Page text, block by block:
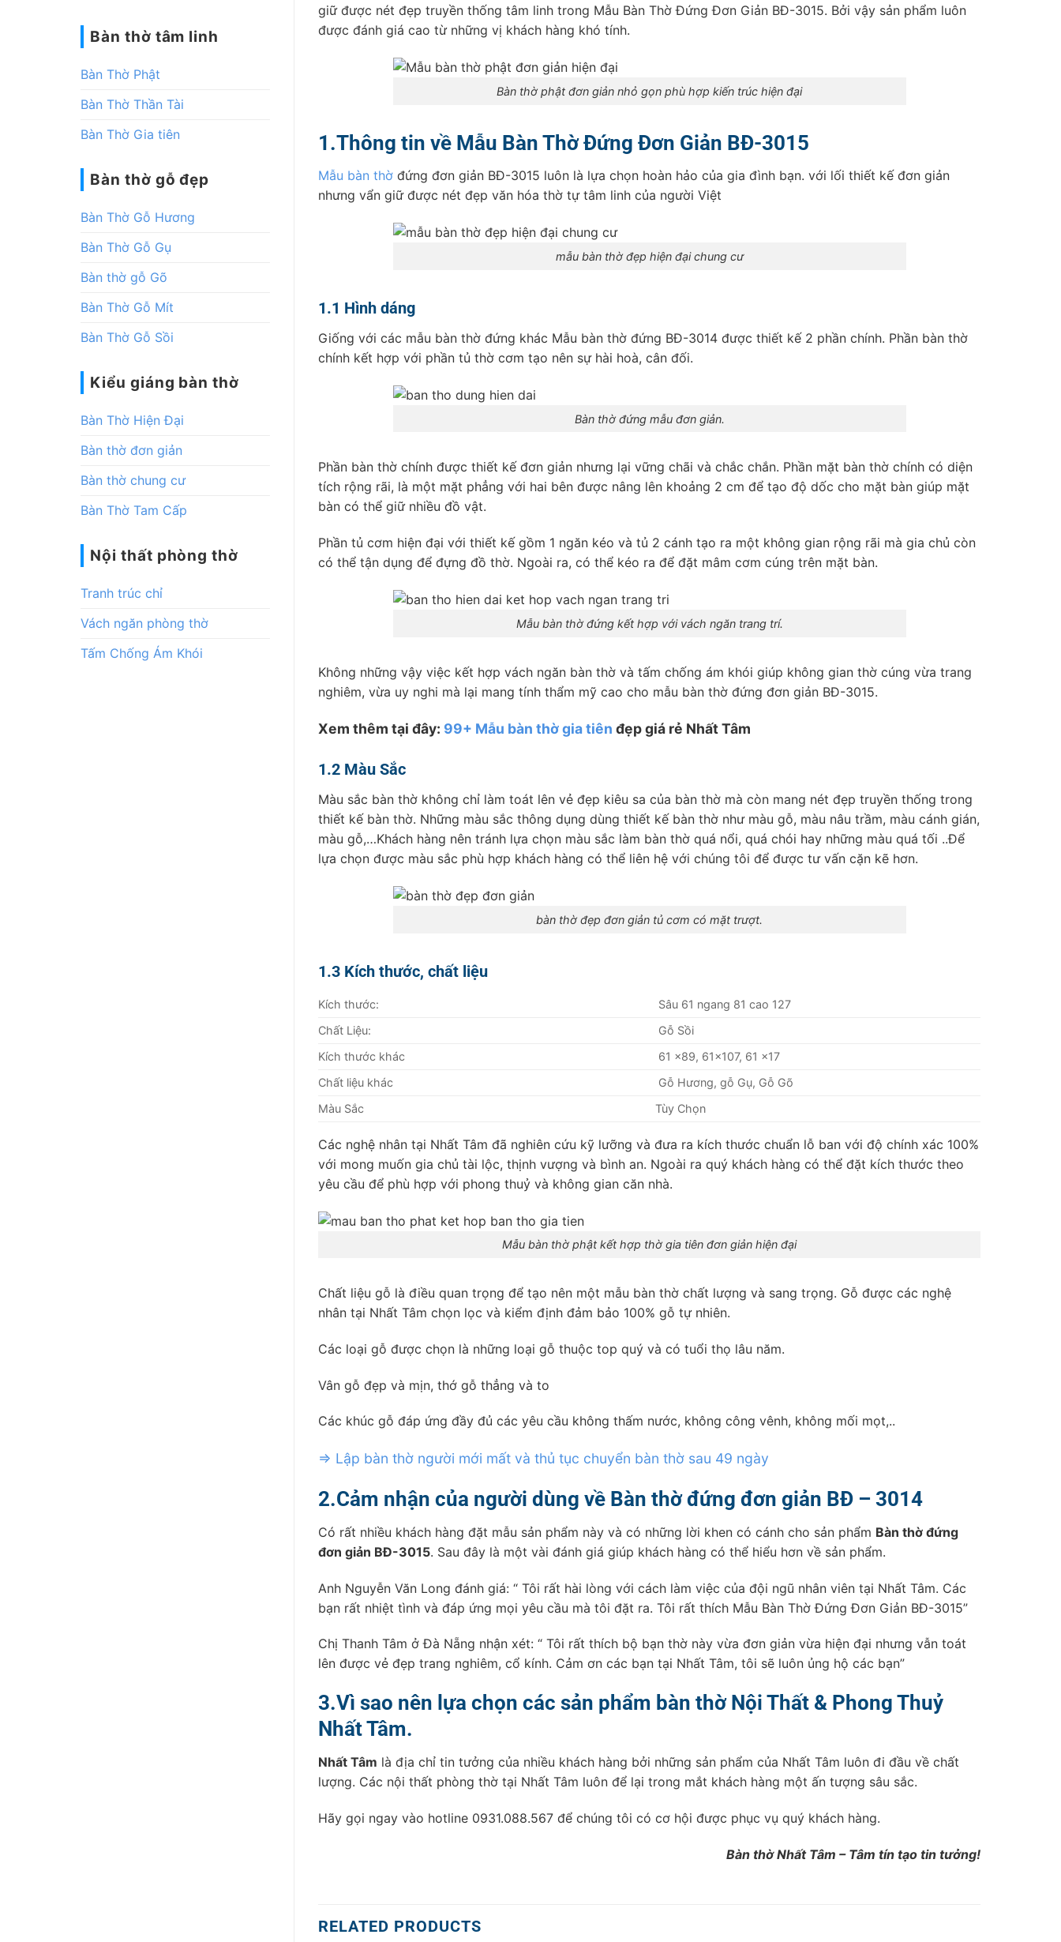
Bàn thờ tâm linh
Bàn Thờ Phật
Bàn Thờ Thần Tài
Bàn Thờ Gia tiên
Bàn thờ gỗ đẹp
Bàn Thờ Gỗ Hương
Bàn Thờ Gỗ Gụ
Bàn thờ gỗ Gõ
Bàn Thờ Gỗ Mít
Bàn Thờ Gỗ Sồi
Kiểu giáng bàn thờ
Bàn Thờ Hiện Đại
Bàn thờ đơn giản
Bàn thờ chung cư
Bàn Thờ Tam Cấp
Nội thất phòng thờ
Tranh trúc chỉ
Vách ngăn phòng thờ
Tấm Chống Ám Khói
giữ được nét đẹp truyền thống tâm linh trong Mẫu Bàn Thờ Đứng Đơn Giản BĐ-3015. Bởi vậy sản phẩm luôn
được đánh giá cao từ những vị khách hàng khó tính.
Bàn thờ phật đơn giản nhỏ gọn phù hợp kiến trúc hiện đại
1.Thông tin về Mẫu Bàn Thờ Đứng Đơn Giản BĐ-3015
Mẫu bàn thờ đứng đơn giản BĐ-3015 luôn là lựa chọn hoàn hảo của gia đình bạn. với lối thiết kế đơn giản
nhưng vẩn giữ được nét đẹp văn hóa thờ tự tâm linh của người Việt
mẫu bàn thờ đẹp hiện đại chung cư
1.1 Hình dáng
Giống với các mẫu bàn thờ đứng khác Mẫu bàn thờ đứng BĐ-3014 được thiết kế 2 phần chính. Phần bàn thờ
chính kết hợp với phần tủ thờ cơm tạo nên sự hài hoà, cân đối.
Bàn thờ đứng mẫu đơn giản.
Phần bàn thờ chính được thiết kế đơn giản nhưng lại vững chãi và chắc chắn. Phần mặt bàn thờ chính có diện
tích rộng rãi, là một mặt phẳng với hai bên được nâng lên khoảng 2 cm để tạo độ dốc cho mặt bàn giúp mặt
bàn có thể giữ nhiều đồ vật.
Phần tủ cơm hiện đại với thiết kế gồm 1 ngăn kéo và tủ 2 cánh tạo ra một không gian rộng rãi mà gia chủ còn
có thể tận dụng để đựng đồ thờ. Ngoài ra, có thể kéo ra để đặt mâm cơm cúng trên mặt bàn.
Mẫu bàn thờ đứng kết hợp với vách ngăn trang trí.
Không những vậy việc kết hợp vách ngăn bàn thờ và tấm chống ám khói giúp không gian thờ cúng vừa trang
nghiêm, vừa uy nghi mà lại mang tính thẩm mỹ cao cho mẫu bàn thờ đứng đơn giản BĐ-3015.
Xem thêm tại đây: 99+ Mẫu bàn thờ gia tiên đẹp giá rẻ Nhất Tâm
1.2 Màu Sắc
Màu sắc bàn thờ không chỉ làm toát lên vẻ đẹp kiêu sa của bàn thờ mà còn mang nét đẹp truyền thống trong
thiết kế bàn thờ. Những màu sắc thông dụng dùng thiết kế bàn thờ như màu gỗ, màu nâu trầm, màu cánh gián,
màu gỗ,…Khách hàng nên tránh lựa chọn màu sắc làm bàn thờ quá nổi, quá chói hay những màu quá tối ..Để
lựa chọn được màu sắc phù hợp khách hàng có thể liên hệ với chúng tôi để được tư vấn cặn kẽ hơn.
bàn thờ đẹp đơn giản tủ cơm có mặt trượt.
1.3 Kích thước, chất liệu
Kích thước:
Sâu 61 ngang 81 cao 127
Chất Liệu:
Gỗ Sồi
Kích thước khác
61 x89, 61×107, 61 x17
Chất liệu khác
Gỗ Hương, gỗ Gụ, Gỗ Gõ
Màu Sắc
Tùy Chọn
Các nghệ nhân tại Nhất Tâm đã nghiên cứu kỹ lưỡng và đưa ra kích thước chuẩn lỗ ban với độ chính xác 100%
với mong muốn gia chủ tài lộc, thịnh vượng và bình an. Ngoài ra quý khách hàng có thể đặt kích thước theo
yêu cầu để phù hợp với phong thuỷ và không gian căn nhà.
Mẫu bàn thờ phật kết hợp thờ gia tiên đơn giản hiện đại
Chất liệu gỗ là điều quan trọng để tạo nên một mẫu bàn thờ chất lượng và sang trọng. Gỗ được các nghệ
nhân tại Nhất Tâm chọn lọc và kiểm định đảm bảo 100% gỗ tự nhiên.
Các loại gỗ được chọn là những loại gỗ thuộc top quý và có tuổi thọ lâu năm.
Vân gỗ đẹp và mịn, thớ gỗ thẳng và to
Các khúc gỗ đáp ứng đầy đủ các yêu cầu không thấm nước, không công vênh, không mối mọt,..
⇒ Lập bàn thờ người mới mất và thủ tục chuyển bàn thờ sau 49 ngày
2.Cảm nhận của người dùng về Bàn thờ đứng đơn giản BĐ – 3014
Có rất nhiều khách hàng đặt mẫu sản phẩm này và có những lời khen có cánh cho sản phẩm Bàn thờ đứng
đơn giản BĐ-3015. Sau đây là một vài đánh giá giúp khách hàng có thể hiểu hơn về sản phẩm.
Anh Nguyễn Văn Long đánh giá: “ Tôi rất hài lòng với cách làm việc của đội ngũ nhân viên tại Nhất Tâm. Các
bạn rất nhiệt tình và đáp ứng mọi yêu cầu mà tôi đặt ra. Tôi rất thích Mẫu Bàn Thờ Đứng Đơn Giản BĐ-3015”
Chị Thanh Tâm ở Đà Nẵng nhận xét: “ Tôi rất thích bộ bạn thờ này vừa đơn giản vừa hiện đại nhưng vẫn toát
lên được vẻ đẹp trang nghiêm, cổ kính. Cảm ơn các bạn tại Nhất Tâm, tôi sẽ luôn ủng hộ các bạn”
3.Vì sao nên lựa chọn các sản phẩm bàn thờ Nội Thất & Phong Thuỷ
Nhất Tâm.
Nhất Tâm là địa chỉ tin tưởng của nhiều khách hàng bởi những sản phẩm của Nhất Tâm luôn đi đầu về chất
lượng. Các nội thất phòng thờ tại Nhất Tâm luôn để lại trong mắt khách hàng một ấn tượng sâu sắc.
Hãy gọi ngay vào hotline 0931.088.567 để chúng tôi có cơ hội được phục vụ quý khách hàng.
Bàn thờ Nhất Tâm – Tâm tín tạo tin tưởng!
RELATED PRODUCTS